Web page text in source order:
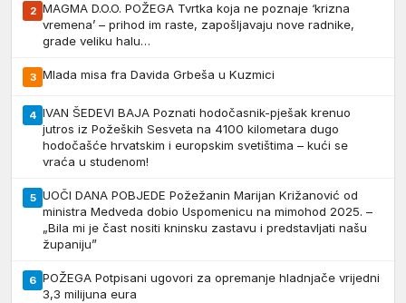
2 MAGMA D.O.O. POŽEGA Tvrtka koja ne poznaje ‘krizna
vremena’ – prihod im raste, zapošljavaju nove radnike,
grade veliku halu…
3 Mlada misa fra Davida Grbeša u Kuzmici
4 IVAN ŠEDEVI BAJA Poznati hodočasnik-pješak krenuo
jutros iz Požeških Sesveta na 4100 kilometara dugo
hodočašće hrvatskim i europskim svetištima – kući se
vraća u studenom!
5 UOČI DANA POBJEDE Požežanin Marijan Križanović od
ministra Medveda dobio Uspomenicu na mimohod 2025. –
„Bila mi je čast nositi kninsku zastavu i predstavljati našu
županiju”
6 POŽEGA Potpisani ugovori za opremanje hladnjače vrijedni
3,3 milijuna eura